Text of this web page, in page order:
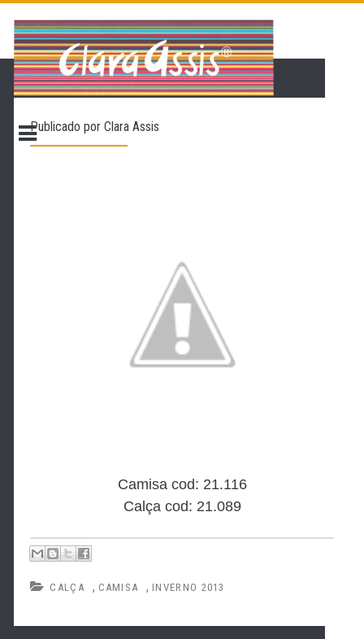
PÁGINA INICIAL
LOJA VIRTUAL
CONTATO
Publicado porClara Assis
Camisa cod: 21.116
Calça cod: 21.089
CALÇA , CAMISA , INVERNO 2013